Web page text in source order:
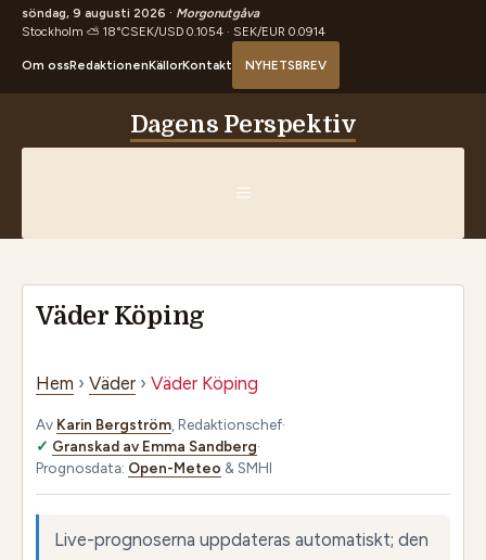
söndag, 9 augusti 2026 · Morgonutgåva
Stockholm ⛅ 18°CSEK/USD 0.1054 · SEK/EUR 0.0914
Om ossRedaktionenKällorKontakt NYHETSBREV
Dagens Perspektiv
MENY
Väder Köping
Hem › Väder › Väder Köping
Av Karin Bergström , Redaktionschef·
Granskad av Emma Sandberg·
Prognosdata: Open-Meteo & SMHI
Live-prognoserna uppdateras automatiskt; den